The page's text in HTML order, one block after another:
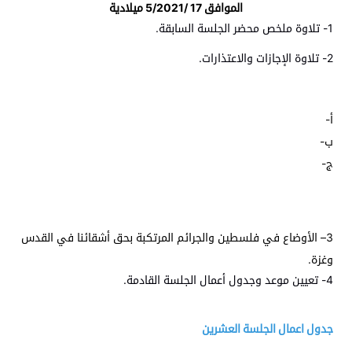
الموافق 17 /5/2021 ميلادية
1- تلاوة ملخص محضر الجلسة السابقة.
2- تلاوة الإجازات والاعتذارات.
أ-
ب-
ج-
3– الأوضاع في فلسطين والجرائم المرتكبة بحق أشقائنا في القدس
وغزة.
4- تعيين موعد وجدول أعمال الجلسة القادمة.
جدول اعمال الجلسة العشرين